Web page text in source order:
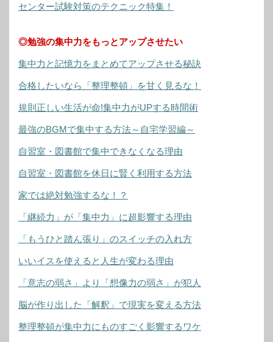
センター試験対策のテクニック特集！
◎勉強の集中力をもっとアップさせたい
集中力と記憶力をまとめてアップさせる秘訣
合格したいなら「整理整頓」を甘く見るな！
規則正しい生活が命!集中力がUPする時間術
最強のBGMで集中する方法～自宅学習編～
自習室・図書館で集中できなくなる理由
自習室・図書館を休日に賢く利用する方法
家では絶対勉強するな！？
「継続力」が「集中力」に超影響する理由
「もうひと踏ん張り」のスイッチの入れ方
いいイスを使えると人生が変わる理由
「意志の弱さ」より「想像力の弱さ」が犯人
脳が作り出した「解釈」で現実を変える方法
整理整頓が集中力にものすごく影響するワケ